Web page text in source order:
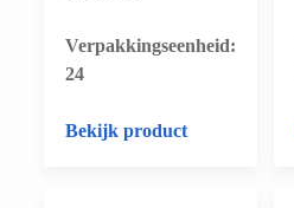
​Verpakkingseenheid:
24
Bekijk product